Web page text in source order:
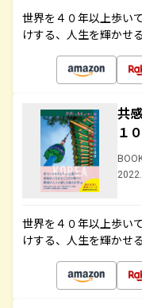
世界を４０年以上歩い
けする、人生を輝かせ
共
１
世界を４０年以上歩い
けする、人生を輝かせ